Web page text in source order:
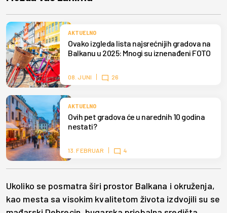
AKTUELNO
Ovako izgleda lista najsrećnijih gradova na
Balkanu u 2025: Mnogi su iznenađeni FOTO
08. JUNI 26
AKTUELNO
Ovih pet gradova će u narednih 10 godina
nestati?
13. FEBRUAR 4
Ukoliko se posmatra širi prostor Balkana i okruženja,
kao mesta sa visokim kvalitetom života izdvojili su se